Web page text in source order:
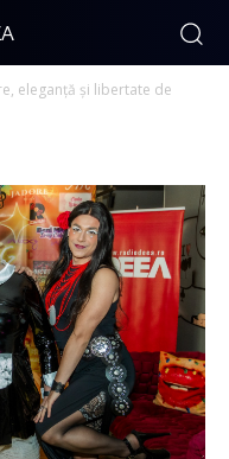
eleganță și libertate de